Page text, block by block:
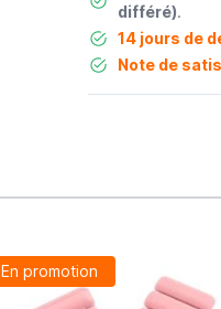
différé).
14 jours de
Note de
En promotion